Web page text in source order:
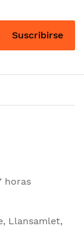
Suscribirse
horas
Llansamlet,